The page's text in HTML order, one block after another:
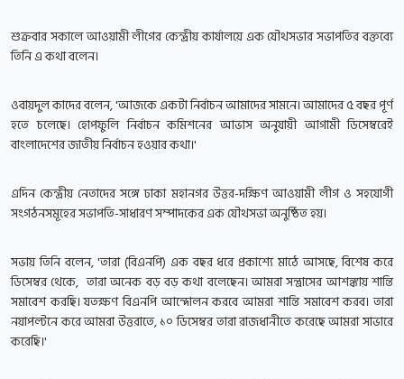
শুক্রবার সকালে আওয়ামী লীগের কেন্দ্রীয় কার্যালয়ে এক যৌথসভার সভাপতির বক্তব্যে
তিনি এ কথা বলেন।
ওবায়দুল কাদের বলেন, 'আজকে একটা নির্বাচন আমাদের সামনে। আমাদের ৫ বছর পূর্ণ
হতে চলেছে। হোপফুলি নির্বাচন কমিশনের আভাস অনুযায়ী আগামী ডিসেম্বরেই
বাংলাদেশের জাতীয় নির্বাচন হওয়ার কথা।'
এদিন কেন্দ্রীয় নেতাদের সঙ্গে ঢাকা মহানগর উত্তর-দক্ষিণ আওয়ামী লীগ ও সহযোগী
সংগঠনসমূহের সভাপতি-সাধারণ সম্পাদকের এক যৌথসভা অনুষ্ঠিত হয়।
সভায় তিনি বলেন, 'তারা (বিএনপি) এক বছর ধরে প্রকাশ্যে মাঠে আসছে, বিশেষ করে
ডিসেম্বর থেকে, তারা অনেক বড় বড় কথা বলেছেন। আমরা সন্ত্রাসের আশঙ্কায় শান্তি
সমাবেশ করছি। যতক্ষণ বিএনপি আন্দোলন করবে আমরা শান্তি সমাবেশ করব। তারা
নয়াপল্টনে করে আমরা উত্তরাতে, ১০ ডিসেম্বর তারা রাজধানীতে করেছে আমরা সাভারে
করেছি।'